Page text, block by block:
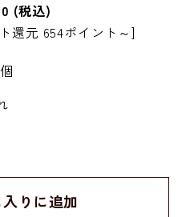
(税込)
還元 654ポイント～]
個
りに追加